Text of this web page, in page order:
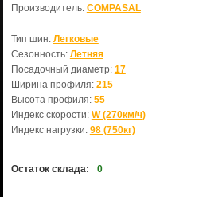
Производитель: COMPASAL
Тип шин: Легковые
Сезонность: Летняя
Посадочный диаметр: 17
Ширина профиля: 215
Высота профиля: 55
Индекс скорости: W (270км/ч)
Индекс нагрузки: 98 (750кг)
Остаток склада: 0